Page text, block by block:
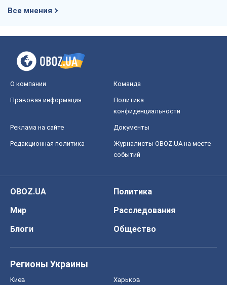
Все мнения
О компании Команда
Правовая информация
Политика
конфиденциальности
Реклама на сайте Документы
Редакционная политика
Журналисты OBOZ.UA на месте
событий
OBOZ.UA
Политика
Мир
Расследования
Блоги
Общество
Регионы Украины
Киев Харьков